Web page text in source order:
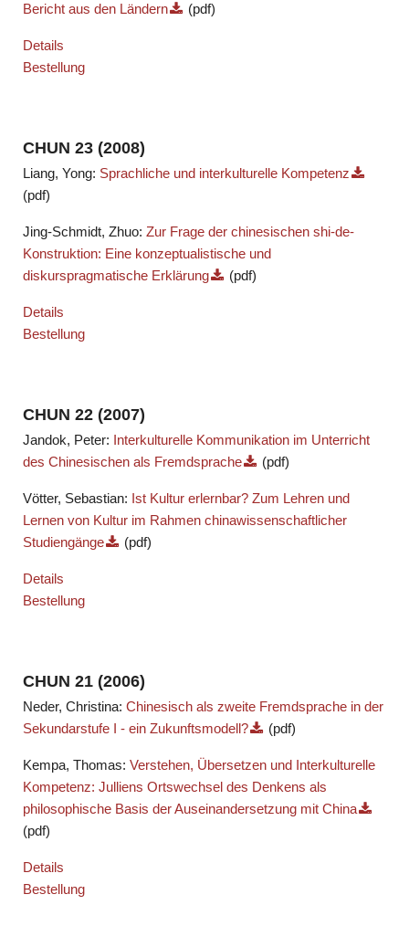
Bericht aus den Ländern
(pdf)
Details
Bestellung
CHUN 23 (2008)
Liang, Yong: Sprachliche und interkulturelle Kompetenz
(pdf)
Jing-Schmidt, Zhuo: Zur Frage der chinesischen shi-de-
Konstruktion: Eine konzeptualistische und
diskurspragmatische Erklärung
(pdf)
Details
Bestellung
CHUN 22 (2007)
Jandok, Peter: Interkulturelle Kommunikation im Unterricht
des Chinesischen als Fremdsprache
(pdf)
Vötter, Sebastian: Ist Kultur erlernbar? Zum Lehren und
Lernen von Kultur im Rahmen chinawissenschaftlicher
Studiengänge
(pdf)
Details
Bestellung
CHUN 21 (2006)
Neder, Christina: Chinesisch als zweite Fremdsprache in der
Sekundarstufe I - ein Zukunftsmodell?
(pdf)
Kempa, Thomas: Verstehen, Übersetzen und Interkulturelle
Kompetenz: Julliens Ortswechsel des Denkens als
philosophische Basis der Auseinandersetzung mit China
(pdf)
Details
Bestellung